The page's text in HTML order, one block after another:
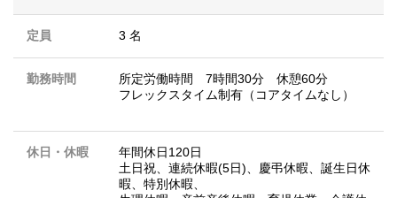
定員 3 名
勤務時間
所定労働時間 7時間30分 休憩60分
フレックスタイム制有（コアタイムなし）
休日・休暇
年間休日120日
土日祝、連続休暇(5日)、慶弔休暇、誕生日休
暇、特別休暇、